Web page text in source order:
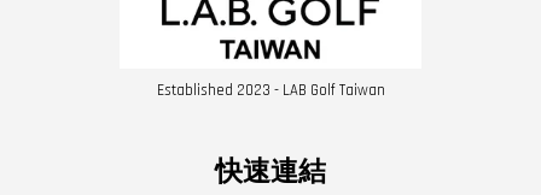
Established 2023 - LAB Golf Taiwan
快速連結